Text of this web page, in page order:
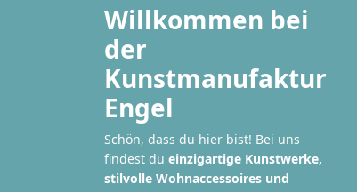
Willkommen bei
der
Kunstmanufaktur
Engel
Schön, dass du hier bist! Bei uns
findest du einzigartige Kunstwerke,
stilvolle Wohnaccessoires und